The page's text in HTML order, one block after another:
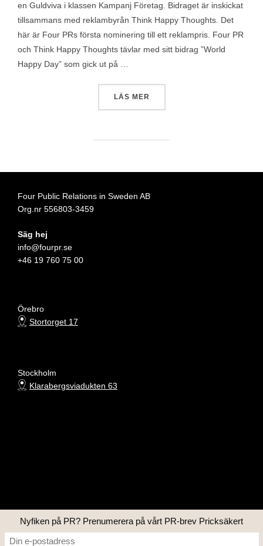
en Guldviva i klassen Kampanj Företag. Bidraget är inskickat
tillsammans med reklambyrån Think Happy Thoughts. Det
här är Four PRs första nominering till ett reklampris. Four PR
och Think Happy Thoughts tävlar med sitt bidrag ”World
Happy Day” som gick ut på …
LÄS MER
Four Public Relations in Sweden AB
Org.nr 556803-3459
Säg hej
info@fourpr.se
+46 19 760 75 00
Örebro
Stortorget 17
Stockholm
Klarabergsviadukten 63
Copyright © 2026 Four PR
Nyfiken på PR? Prenumerera på vårt PR-brev Pricksäkert